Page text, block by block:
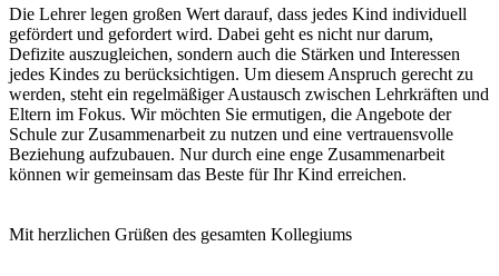
Die Lehrer legen großen Wert darauf, dass jedes Kind individuell
gefördert und gefordert wird. Dabei geht es nicht nur darum,
Defizite auszugleichen, sondern auch die Stärken und Interessen
jedes Kindes zu berücksichtigen. Um diesem Anspruch gerecht zu
werden, steht ein regelmäßiger Austausch zwischen Lehrkräften und
Eltern im Fokus. Wir möchten Sie ermutigen, die Angebote der
Schule zur Zusammenarbeit zu nutzen und eine vertrauensvolle
Beziehung aufzubauen. Nur durch eine enge Zusammenarbeit
können wir gemeinsam das Beste für Ihr Kind erreichen.
Mit herzlichen Grüßen des gesamten Kollegiums